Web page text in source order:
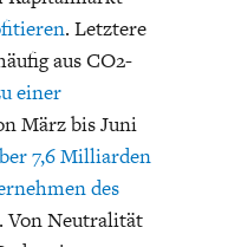
DER
. Letztere
aus CO2-
einer
März bis Juni
7,6 Milliarden
des
Von Neutralität